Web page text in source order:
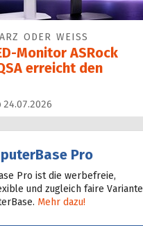
ODER WEISS
Monitor ASRock
erreicht den
24.07.2026
Pro
Pro ist die werbefreie,
und zugleich faire Variante
Mehr dazu!